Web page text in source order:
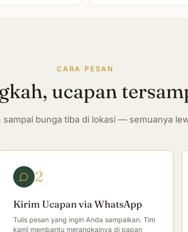
CARA PESAN
ucapan
sampai bunga tiba di lokasi — semuanya
2
Kirim Ucapan via WhatsApp
Tulis pesan yang ingin Anda sampaikan. Tim
kami membantu merangkainya di papan